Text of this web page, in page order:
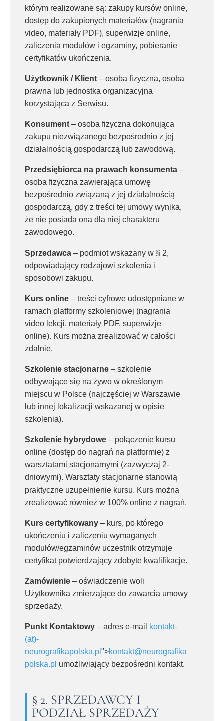
którym realizowane są: zakupy kursów online,
dostęp do zakupionych materiałów (nagrania
video, materiały PDF), superwizje online,
zaliczenia modułów i egzaminy, pobieranie
certyfikatów ukończenia.
Użytkownik / Klient – osoba fizyczna, osoba
prawna lub jednostka organizacyjna
korzystająca z Serwisu.
Konsument – osoba fizyczna dokonująca
zakupu niezwiązanego bezpośrednio z jej
działalnością gospodarczą lub zawodową.
Przedsiębiorca na prawach konsumenta –
osoba fizyczna zawierająca umowę
bezpośrednio związaną z jej działalnością
gospodarczą, gdy z treści tej umowy wynika,
że nie posiada ona dla niej charakteru
zawodowego.
Sprzedawca – podmiot wskazany w § 2,
odpowiadający rodzajowi szkolenia i
sposobowi zakupu.
Kurs online – treści cyfrowe udostępniane w
ramach platformy szkoleniowej (nagrania
video lekcji, materiały PDF, superwizje
online). Kurs można zrealizować w całości
zdalnie.
Szkolenie stacjonarne – szkolenie
odbywające się na żywo w określonym
miejscu w Polsce (najczęściej w Warszawie
lub innej lokalizacji wskazanej w opisie
szkolenia).
Szkolenie hybrydowe – połączenie kursu
online (dostęp do nagrań na platformie) z
warsztatami stacjonarnymi (zazwyczaj 2-
dniowymi). Warsztaty stacjonarne stanowią
praktyczne uzupełnienie kursu. Kurs można
zrealizować również w 100% online z nagrań.
Kurs certyfikowany – kurs, po którego
ukończeniu i zaliczeniu wymaganych
modułów/egzaminów uczestnik otrzymuje
certyfikat potwierdzający zdobyte kwalifikacje.
Zamówienie – oświadczenie woli
Użytkownika zmierzające do zawarcia umowy
sprzedaży.
Punkt Kontaktowy – adres e-mail
kontakt-
(at)-
neurografikapolska.pl ">kontakt@neurografika
polska.pl umożliwiający bezpośredni kontakt.
§ 2. SPRZEDAWCY I
PODZIAŁ SPRZEDAŻY